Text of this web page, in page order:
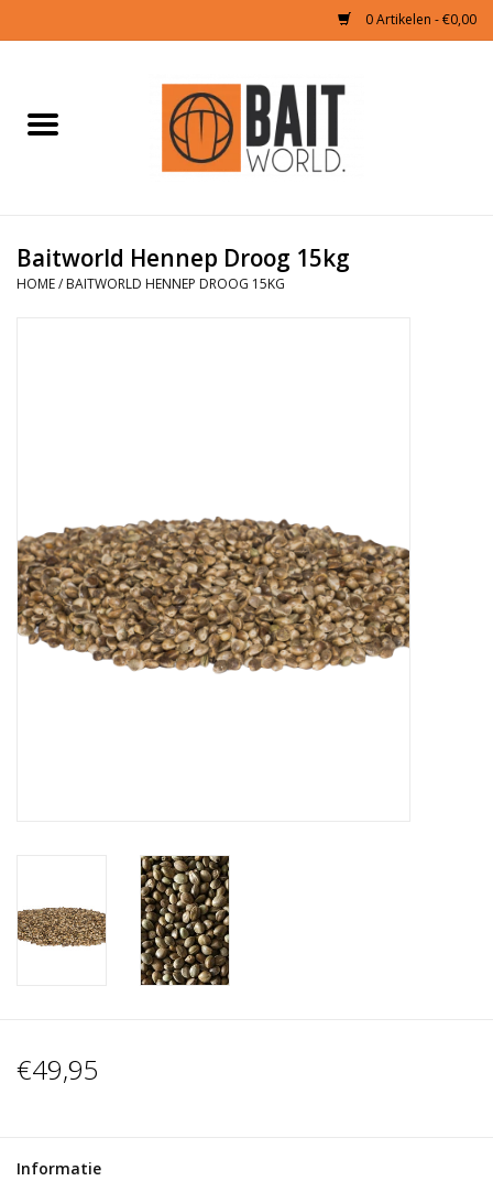
0 Artikelen - €0,00
Boilies & Additieven
Range
Cadeaubon
Summer Deals
Baitworld Hennep Droog 15kg
HOME/ BAITWORLD HENNEP DROOG 15KG
€49,95
Informatie